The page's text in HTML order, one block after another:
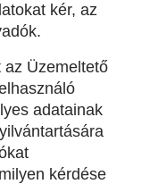
kér, az
az Üzemeltető
adatainak
kérdése